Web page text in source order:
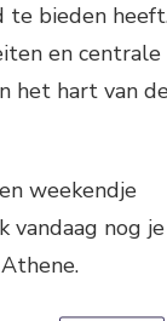
te bieden
en centrale
het hart van
weekendje
vandaag nog je